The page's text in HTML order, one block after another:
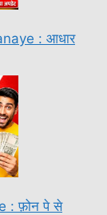
: आधार
: फ़ोन पे से